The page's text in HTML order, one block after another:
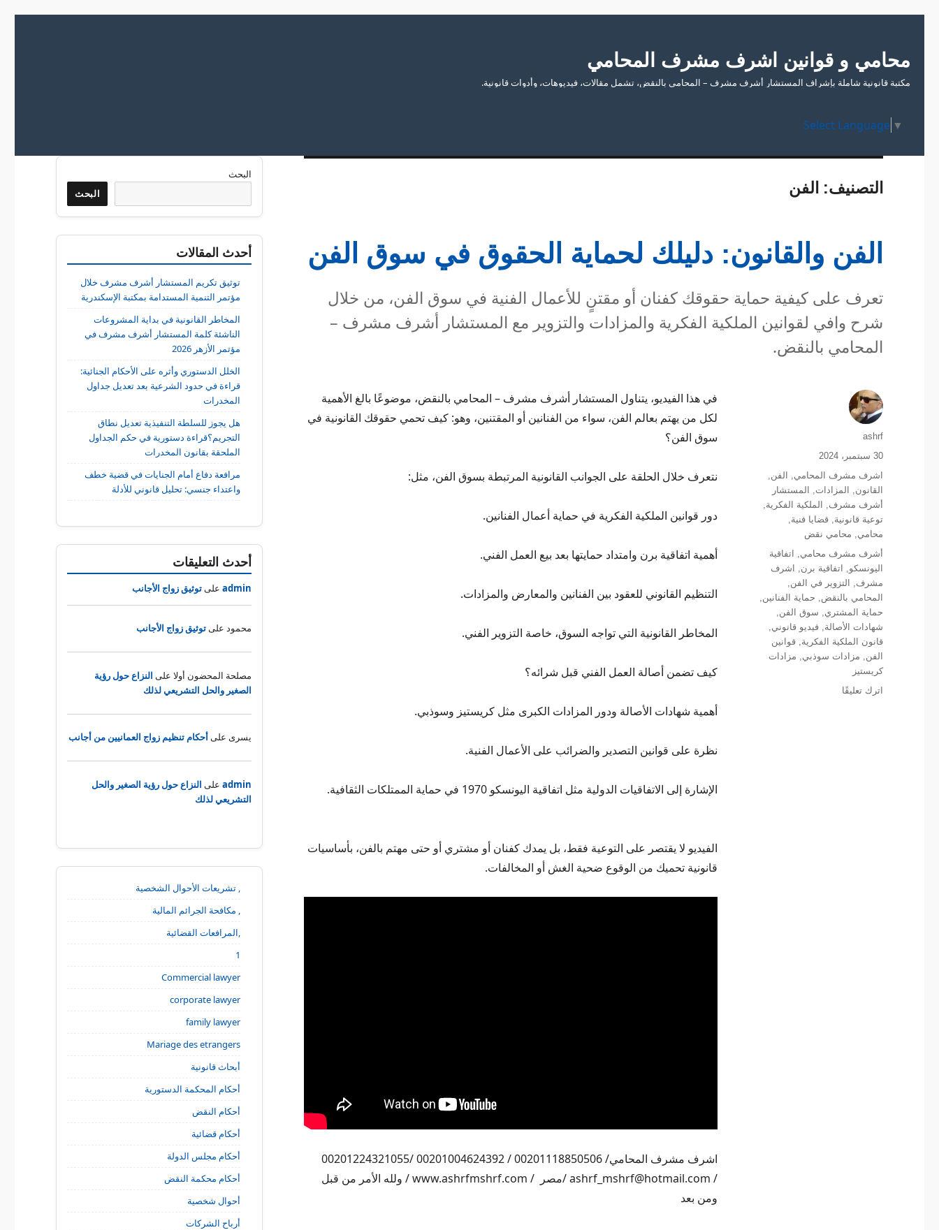
محامي و قوانين اشرف مشرف المحامي
مكتبة قانونية شاملة بإشراف المستشار أشرف مشرف – المحامي بالنقض، تشمل مقالات، فيديوهات، وأدوات قانونية.
Select Language ▼
التصنيف: الفن
الفن والقانون: دليلك لحماية الحقوق في سوق الفن
تعرف على كيفية حماية حقوقك كفنان أو مقتنٍ للأعمال الفنية في سوق الفن، من خلال
شرح وافي لقوانين الملكية الفكرية والمزادات والتزوير مع المستشار أشرف مشرف –
المحامي بالنقض.
في هذا الفيديو، يتناول المستشار أشرف مشرف – المحامي بالنقض، موضوعًا بالغ الأهمية
لكل من يهتم بعالم الفن، سواء من الفنانين أو المقتنين، وهو: كيف تحمي حقوقك القانونية في
سوق الفن؟
نتعرف خلال الحلقة على الجوانب القانونية المرتبطة بسوق الفن، مثل:
دور قوانين الملكية الفكرية في حماية أعمال الفنانين.
أهمية اتفاقية برن وامتداد حمايتها بعد بيع العمل الفني.
التنظيم القانوني للعقود بين الفنانين والمعارض والمزادات.
المخاطر القانونية التي تواجه السوق، خاصة التزوير الفني.
كيف تضمن أصالة العمل الفني قبل شرائه؟
أهمية شهادات الأصالة ودور المزادات الكبرى مثل كريستيز وسوذبي.
نظرة على قوانين التصدير والضرائب على الأعمال الفنية.
الإشارة إلى الاتفاقيات الدولية مثل اتفاقية اليونسكو 1970 في حماية الممتلكات الثقافية.
الفيديو لا يقتصر على التوعية فقط، بل يمدك كفنان أو مشتري أو حتى مهتم بالفن، بأساسيات
قانونية تحميك من الوقوع ضحية الغش أو المخالفات.
اشرف مشرف المحامي/ 00201118850506 / 00201004624392 /00201224321055
/ ashrf_mshrf@hotmail.com /مصر / www.ashrfmshrf.com / ولله الأمر من قبل
ومن بعد
الكاتب
ashrf
نُشرت
في
30 سبتمبر، 2024
التصنيفات
اشرف مشرف المحامي الفن
القانون
المزادات
المستشار
أشرف مشرف
الملكية الفكرية
توعية قانونية ,قضايا فنية
محامي
محامي نقض
الوسوم
أشرف مشرف محامي
اتفاقية
اليونسكو
اتفاقية برن
اشرف
مشرف
التزوير في الفن
المحامي بالنقض
حماية الفنانين
حماية المشتري
سوق الفن
شهادات الأصالة ,فيديو قانوني
قانون الملكية الفكرية ,قوانين
الفن
مزادات سوذبي
مزادات
كريستيز
اترك تعليقًا
البحث
البحث
أحدث المقالات
توثيق تكريم المستشار أشرف مشرف خلال
مؤتمر التنمية المستدامة بمكتبة الإسكندرية
المخاطر القانونية في بداية المشروعات
الناشئة كلمة المستشار أشرف مشرف في
مؤتمر الأزهر 2026
الخلل الدستوري وأثره على الأحكام الجنائية:
قراءة في حدود الشرعية بعد تعديل جداول
المخدرات
هل يجوز للسلطة التنفيذية تعديل نطاق
التجريم؟قراءة دستورية في حكم الجداول
الملحقة بقانون المخدرات
مرافعة دفاع أمام الجنايات في قضية خطف
واعتداء جنسي: تحليل قانوني للأدلة
أحدث التعليقات
adminعلىتوثيق زواج الأجانب
محمودعلىتوثيق زواج الأجانب
مصلحة المحضون أولاعلى النزاع حول رؤية
الصغير والحل التشريعي لذلك
يسرىعلىأحكام تنظيم زواج العمانيين من أجانب
adminعلى النزاع حول رؤية الصغير والحل
التشريعي لذلك
, تشريعات الأحوال الشخصية
, مكافحة الجرائم المالية
,المرافعات القضائية
1
Commercial lawyer
corporate lawyer
family lawyer
Mariage des etrangers
أبحاث قانونية
أحكام المحكمة الدستورية
أحكام النقض
أحكام قضائية
أحكام مجلس الدولة
أحكام محكمة النقض
أحوال شخصية
أرباح الشركات